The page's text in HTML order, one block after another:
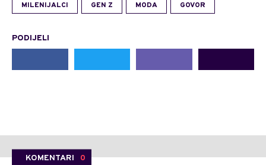
MILENIJALCI GEN Z MODA GOVOR
PODIJELI
KOMENTARI 0